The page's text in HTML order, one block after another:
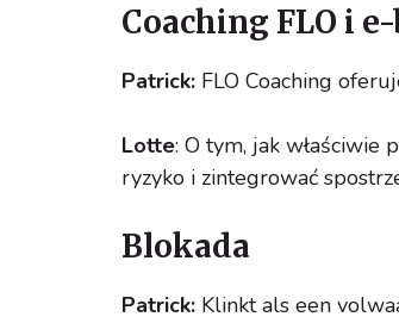
Coaching FLO i
Patrick: FLO Coaching
Lotte: O tym, jak właściwie
ryzyko i zintegrować
Blokada
Patrick: Klinkt als een